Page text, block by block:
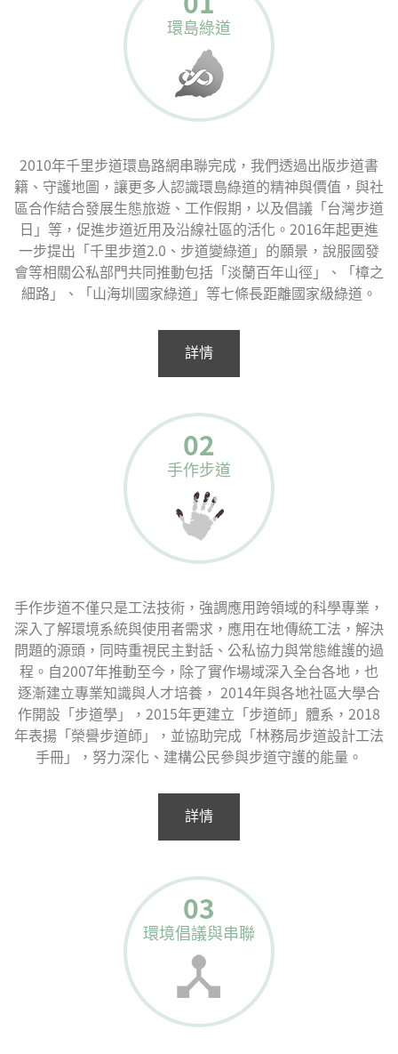
環島綠道
2010年千里步道環島路網串聯完成，我們透過出版步道書
籍、守護地圖，讓更多人認識環島綠道的精神與價值，與社
區合作結合發展生態旅遊、工作假期，以及倡議「台灣步道
日」等，促進步道近用及沿線社區的活化。2016年起更進
一步提出「千里步道2.0、步道變綠道」的願景，說服國發
會等相關公私部門共同推動包括「淡蘭百年山徑」、「樟之
細路」、「山海圳國家綠道」等七條長距離國家級綠道。
詳情
02
手作步道
手作步道不僅只是工法技術，強調應用跨領域的科學專業，
深入了解環境系統與使用者需求，應用在地傳統工法，解決
問題的源頭，同時重視民主對話、公私協力與常態維護的過
程。自2007年推動至今，除了實作場域深入全台各地，也
逐漸建立專業知識與人才培養， 2014年與各地社區大學合
作開設「步道學」，2015年更建立「步道師」體系，2018
年表揚「榮譽步道師」，並協助完成「林務局步道設計工法
手冊」，努力深化、建構公民參與步道守護的能量。
詳情
03
環境倡議與串聯